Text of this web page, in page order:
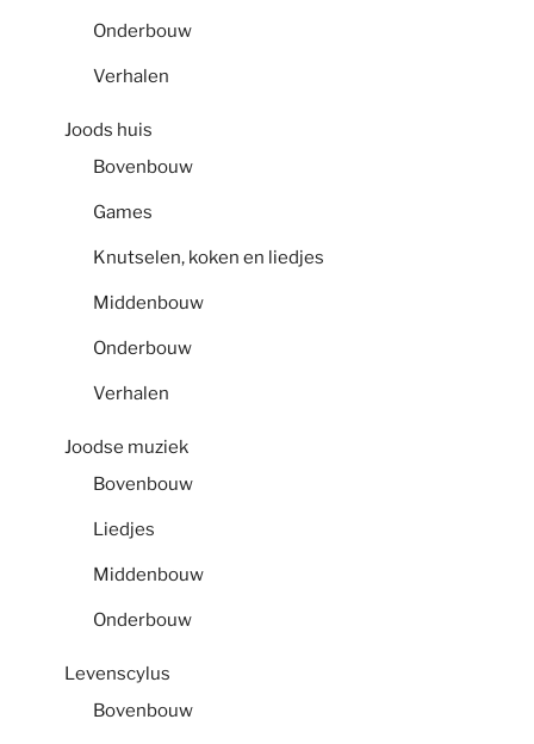
Onderbouw
Verhalen
Joods huis
Bovenbouw
Games
Knutselen, koken en liedjes
Middenbouw
Onderbouw
Verhalen
Joodse muziek
Bovenbouw
Liedjes
Middenbouw
Onderbouw
Levenscylus
Bovenbouw